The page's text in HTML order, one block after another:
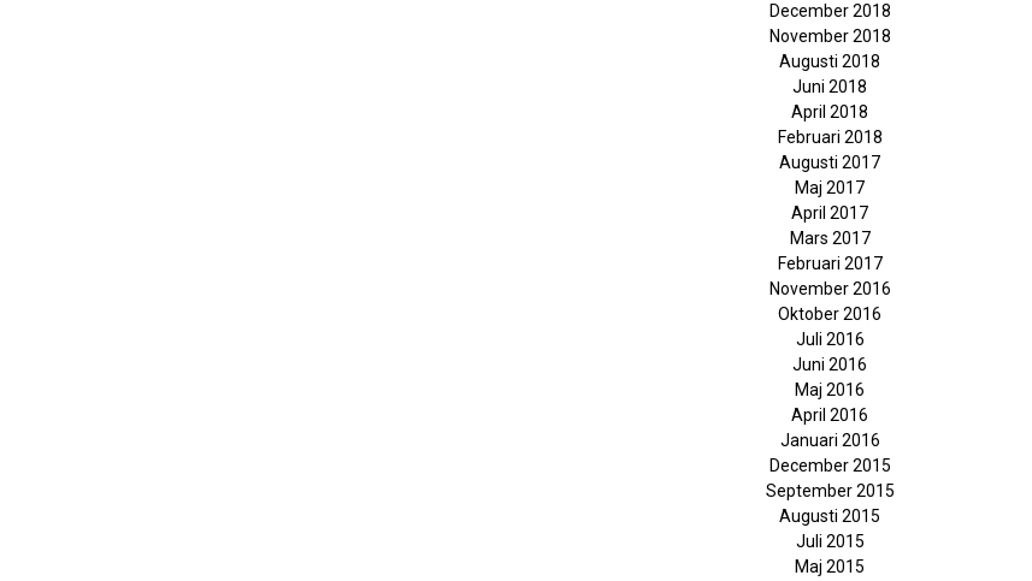
December 2018
November 2018
Augusti 2018
Juni 2018
April 2018
Februari 2018
Augusti 2017
Maj 2017
April 2017
Mars 2017
Februari 2017
November 2016
Oktober 2016
Juli 2016
Juni 2016
Maj 2016
April 2016
Januari 2016
December 2015
September 2015
Augusti 2015
Juli 2015
Maj 2015